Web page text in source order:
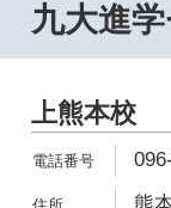
九大進学
上熊本校